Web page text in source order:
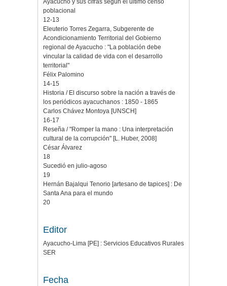
Ayacucho y sus cifras según el último censo
poblacional
12-13
Eleuterio Torres Zegarra, Subgerente de
Acondicionamiento Territorial del Gobierno
regional de Ayacucho : "La población debe
vincular la calidad de vida con el desarrollo
territorial"
Félix Palomino
14-15
Historia / El discurso sobre la nación a través de
los periódicos ayacuchanos : 1850 - 1865
Carlos Chávez Montoya [UNSCH]
16-17
Reseña / "Romper la mano : Una interpretación
cultural de la corrupción" [L. Huber, 2008]
César Álvarez
18
Sucedió en julio-agoso
19
Hernán Bajalqui Tenorio [artesano de tapices] : De
Santa Ana para el mundo
20
Editor
Ayacucho-Lima [PE] : Servicios Educativos Rurales
SER
Fecha